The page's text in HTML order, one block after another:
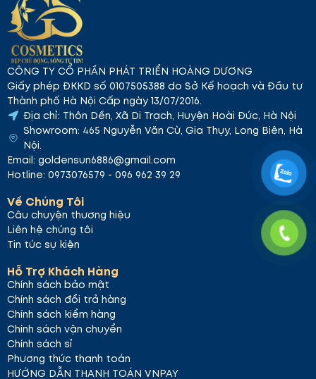
CÔNG TY CỔ PHẦN PHÁT TRIỂN HOÀNG DƯƠNG
Giấy phép ĐKKD số 0107505388 do Sở Kế hoạch và Đầu tư
Thành phố Hà Nội Cấp ngày 13/07/2016.
Địa chỉ: Thôn Dền, Xã Di Trạch, Huyện Hoài Đức, Hà Nội
Showroom: 465 Nguyễn Văn Cừ, Gia Thụy, Long Biên, Hà
Nội.
Email: goldensun6886@gmail.com
Hotline: 0973076579 - 096 962 39 29
Về Chúng Tôi
Câu chuyện thương hiệu
Liên hệ chúng tôi
Tin tức sự kiện
Hỗ Trợ Khách Hàng
Chính sách bảo mật
Chính sách đổi trả hàng
Chính sách kiểm hàng
Chính sách vận chuyển
Chính sách sỉ
Phương thức thanh toán
HƯỚNG DẪN THANH TOÁN VNPAY